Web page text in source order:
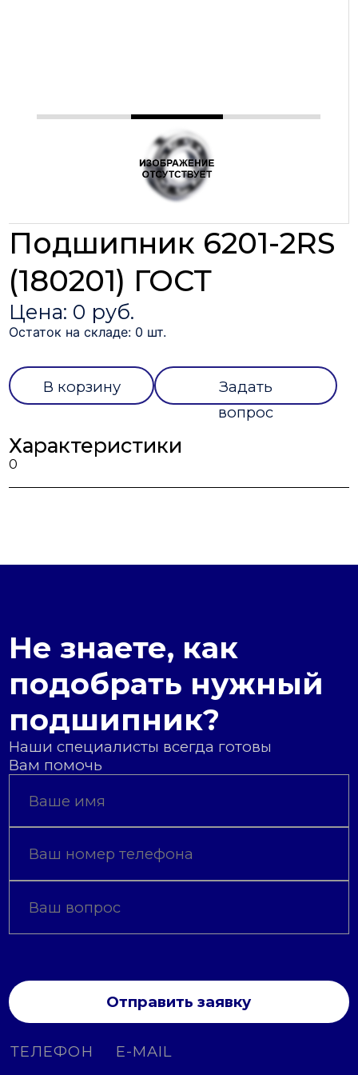
Подшипник 6201-2RS
(180201) ГОСТ
Цена: 0 руб.
Остаток на складе: 0 шт.
В корзину
Задать
вопрос
Характеристики
0
Не знаете, как
подобрать нужный
подшипник?
Наши специалисты всегда готовы
Вам помочь
Отправить заявку
ТЕЛЕФОН E-MAIL